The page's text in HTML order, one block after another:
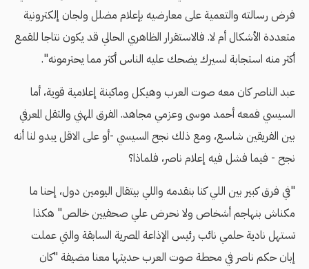
فرض رسالته والتعمية على معارضيه بإعلام مضلل ولجان إلكترونية
متعددة الأشكال أم لا. فالاستقرار الظاهري الحالي قد يكون نتاجا للقمع
أكثر منه استجابة لسيرك يضحك عليه الناس أكثر مما يحترمونه".
عبد الناصر كان معه صوت العرب وهيكل وماكينة إعلامية قوية، أما
السيسي فمعه أحمد موسى وعزمي مجاهد. الفرق المهني والثقل المعرفي
بين الفريقين شاسع، ومع ذلك نجح السيسي -أو على الاقل يبدو لنا أنه
نجح - فيما فشل فيه إعلام ناصر، فلماذا؟
"في فرق كبير بين اللي كنا بنقدمه واللي بيتقال اليومين دول، إحنا ما
مكناش بنهاجم أشخاص ولا نحرض علي صحفيين خالص" هكذا
تستهل نادية حلمي نائب رئيس الإذاعة المصرية السابقة والتي عملت
إبان حكم ناصر في محطة صوت العرب حديثها معنا مضيفة "كان